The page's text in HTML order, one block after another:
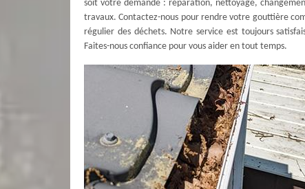
soit votre demande : réparation, nettoyage,
travaux. Contactez-nous pour rendre votre gouttière
régulier des déchets. Notre service est toujours
Faites-nous confiance pour vous aider en tout temps.